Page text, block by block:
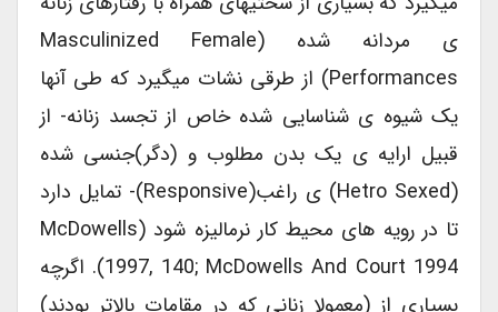
ی مردانه شده (masculinized Female
Performances) از طرقی نشات میگیرد که طی آنها
یک شیوه ی شناسایی شده خاص از تجسد زنانه- از
قبیل ارایه ی یک بدن مطلوب و (دگر)جنسی شده
(hetro Sexed) ی راغب(responsive)- تمایل دارد
تا در رویه های محیط کار نرمالیزه شود (McDowells
1997, 140; McDowells And Court 1994). اگرچه
بسیاری از (معمولا زنانی که در مقامات بالاتر بودند)